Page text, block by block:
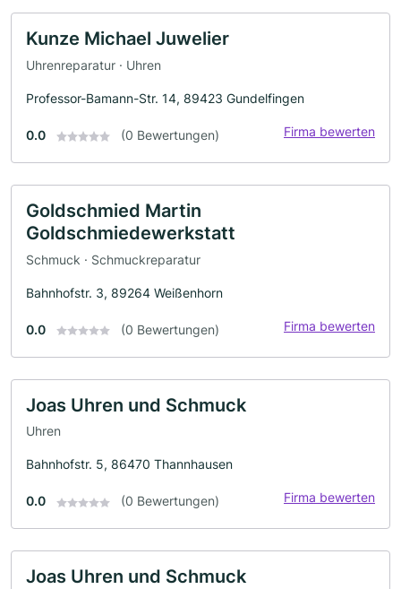
Kunze Michael Juwelier
Uhrenreparatur · Uhren
Professor-Bamann-Str. 14, 89423 Gundelfingen
0.0 (0 Bewertungen) Firma bewerten
Goldschmied Martin
Goldschmiedewerkstatt
Schmuck · Schmuckreparatur
Bahnhofstr. 3, 89264 Weißenhorn
0.0 (0 Bewertungen) Firma bewerten
Joas Uhren und Schmuck
Uhren
Bahnhofstr. 5, 86470 Thannhausen
0.0 (0 Bewertungen) Firma bewerten
Joas Uhren und Schmuck